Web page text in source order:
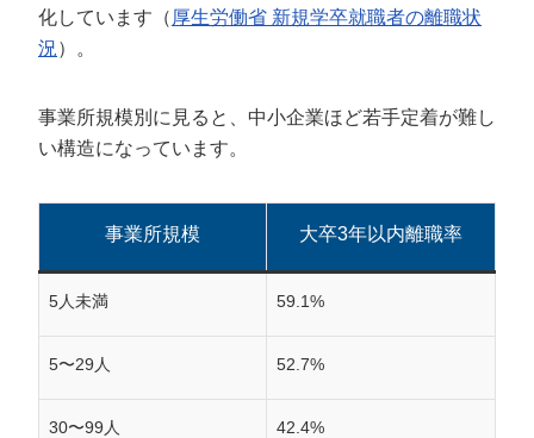
化しています（ 厚生労働省 新規学卒就職者の離職状
況）。
事業所規模別に見ると、中小企業ほど若手定着が難し
い構造になっています。
事業所規模 大卒3年以内離職率
5人未満 59.1%
5〜29人 52.7%
30〜99人 42.4%